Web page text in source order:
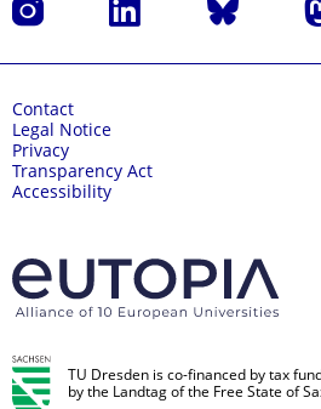
Instagram LinkedIn Bluesky
Contact
Legal Notice
Privacy
Transparency Act
Accessibility
TU Dresden is co-financed by tax
by the Landtag of the Free State of